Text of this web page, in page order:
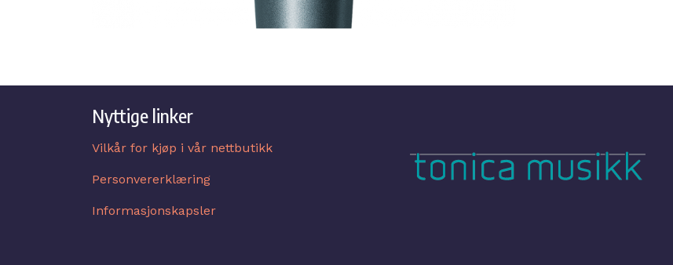
Nyttige linker
Vilkår for kjøp i vår nettbutikk
Personvererklæring
Informasjonskapsler